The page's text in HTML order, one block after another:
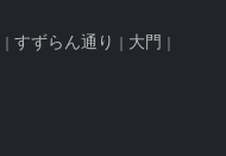
すずらん通り
大門